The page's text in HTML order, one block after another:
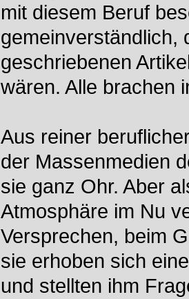
mit diesem Beruf
gemeinverständlich,
geschriebenen
wären. Alle brachen
Aus reiner
der Massenmedien
sie ganz Ohr. Aber
Atmosphäre im Nu
Versprechen, beim
sie erhoben sich
und stellten ihm